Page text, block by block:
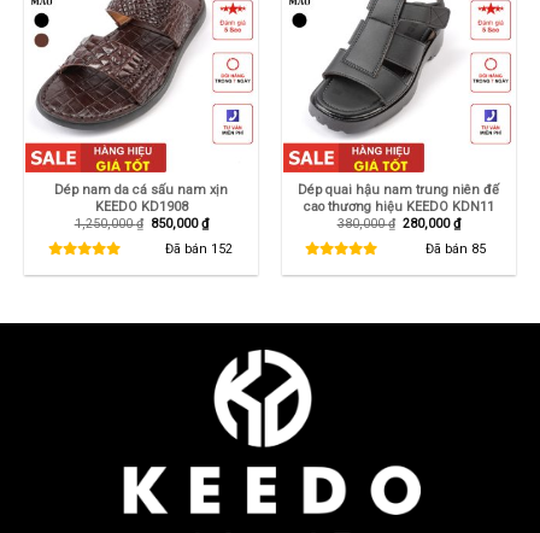
Dép nam da cá sấu nam xịn
KEEDO KD1908
1,250,000₫ Giá
850,000₫Giá
hiện
tại
Đã bán 152
Dép quai hậu nam trung niên đế
cao thương hiệu KEEDO KDN11
380,000₫ Giá
280,000₫Giá
hiện
tại
Đã bán 85